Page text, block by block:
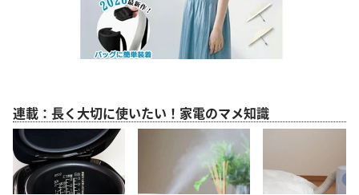
連載：長く大切に使いたい！家電のマメ知識